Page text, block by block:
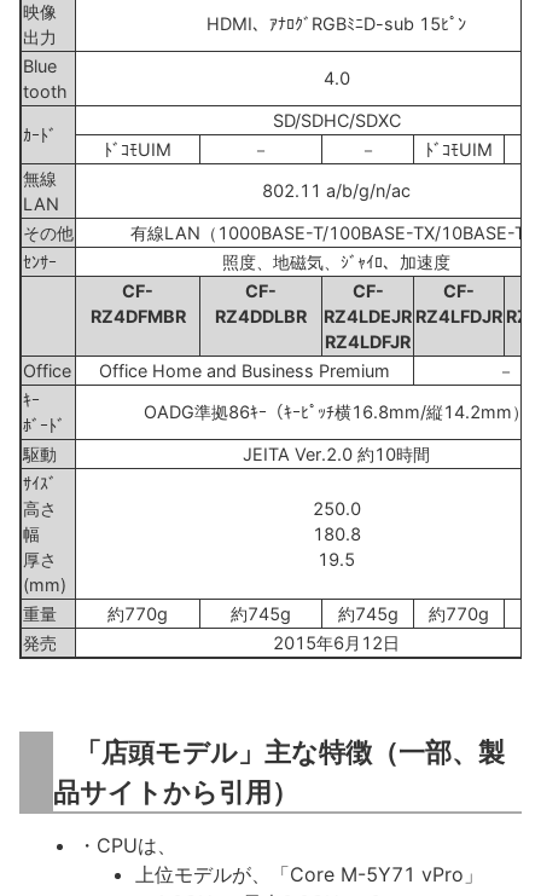
映像
出力
HDMI、ｱﾅﾛｸﾞRGBﾐﾆD-sub 15ﾋﾟﾝ
Blue
tooth
4.0
ｶｰﾄﾞ
SD/SDHC/SDXC
ﾄﾞｺﾓUIM
－ －
ﾄﾞｺﾓUIM
無線
LAN
802.11 a/b/g/n/ac
その他
有線LAN（1000BASE-T/100BASE-TX/10BASE-T）
ｾﾝｻｰ
照度、地磁気、ｼﾞｬｲﾛ、加速度
CF-
RZ4DFMBR
CF-
RZ4DDLBR
CF-
RZ4LDEJR
RZ4LDFJR
CF-
RZ4LFDJR
Office Office Home and Business Premium
－
ｷｰ
ﾎﾞｰﾄﾞ
OADG準拠86ｷｰ（ｷｰﾋﾟｯﾁ横16.8mm/縦14.2mm）
駆動
JEITA Ver.2.0 約10時間
ｻｲｽﾞ
高さ
幅
厚さ
(mm)
250.0
180.8
19.5
重量 約770g 約745g 約745g 約770g
発売
2015年6月12日
「店頭モデル」主な特徴（一部、製
品サイトから引用）
・CPUは、
上位モデルが、「Core M-5Y71 vPro」